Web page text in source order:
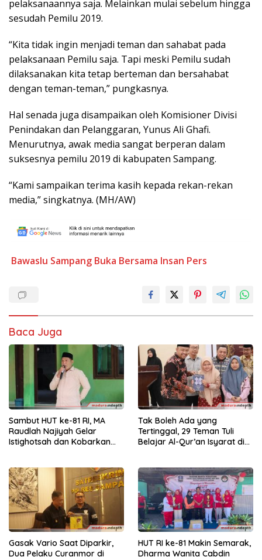
pelaksanaannya saja. Melainkan mulai sebelum hingga
sesudah Pemilu 2019.
“Kita tidak ingin menjadi teman dan sahabat pada
pelaksanaan Pemilu saja. Tapi meski Pemilu sudah
dilaksanakan kita tetap berteman dan bersahabat
dengan teman-teman,” pungkasnya.
Hal senada juga disampaikan oleh Komisioner Divisi
Penindakan dan Pelanggaran, Yunus Ali Ghafi.
Menurutnya, awak media sangat berperan dalam
suksesnya pemilu 2019 di kabupaten Sampang.
“Kami sampaikan terima kasih kepada rekan-rekan
media,” singkatnya. (MH/AW)
Bawaslu Sampang Buka Bersama Insan Pers
Baca Juga
Sambut HUT ke-81 RI, MA
Raudlah Najiyah Gelar
Istighotsah dan Kobarkan
Tak Boleh Ada yang
Tertinggal, 29 Teman Tuli
Belajar Al-Qur’an Isyarat di
Gasak Vario Saat Diparkir,
Dua Pelaku Curanmor di
HUT RI ke-81 Makin Semarak,
Dharma Wanita Cabdin